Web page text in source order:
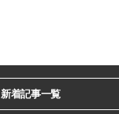
新着記事一覧